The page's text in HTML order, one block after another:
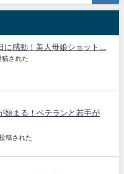
に感動！美人母娘ショット...
稿された
始まる！ベテランと若手が
稿された